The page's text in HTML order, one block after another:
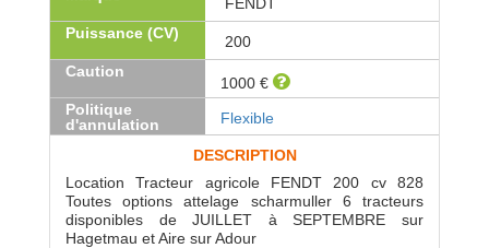
Puissance (CV)
200
Caution
1000 €
Politique
d'annulation
Flexible
DESCRIPTION
Location Tracteur agricole FENDT 200 cv 828
Toutes options attelage scharmuller 6 tracteurs
disponibles de JUILLET à SEPTEMBRE sur
Hagetmau et Aire sur Adour